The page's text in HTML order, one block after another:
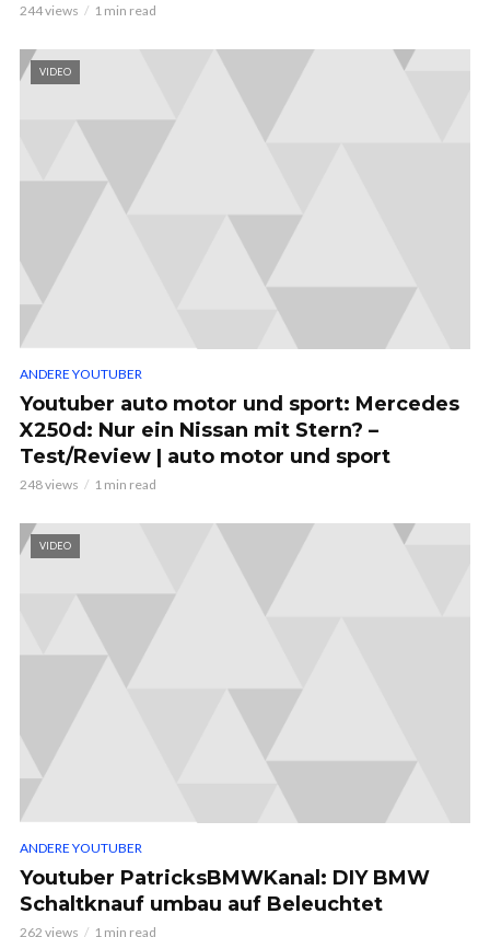
244 views 1 min read
VIDEO
ANDERE YOUTUBER
Youtuber auto motor und sport: Mercedes
X250d: Nur ein Nissan mit Stern? –
Test/Review | auto motor und sport
248 views 1 min read
VIDEO
ANDERE YOUTUBER
Youtuber PatricksBMWKanal: DIY BMW
Schaltknauf umbau auf Beleuchtet
262 views 1 min read